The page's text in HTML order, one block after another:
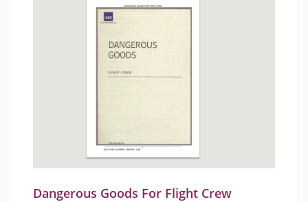
Dangerous Goods For Flight Crew